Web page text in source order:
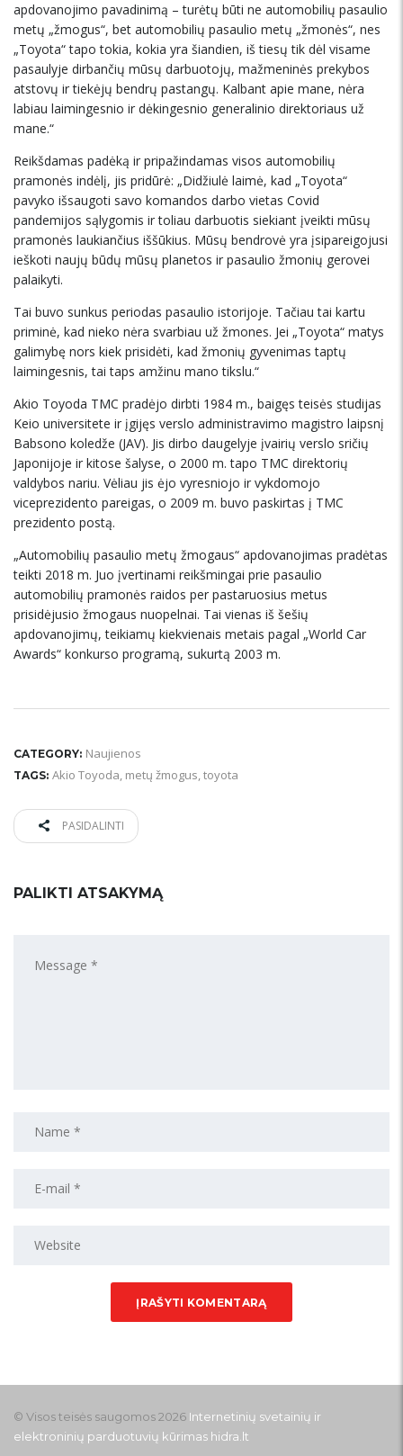
apdovanojimo pavadinimą – turėtų būti ne automobilių pasaulio
metų „žmogus“, bet automobilių pasaulio metų „žmonės“, nes
„Toyota“ tapo tokia, kokia yra šiandien, iš tiesų tik dėl visame
pasaulyje dirbančių mūsų darbuotojų, mažmeninės prekybos
atstovų ir tiekėjų bendrų pastangų. Kalbant apie mane, nėra
labiau laimingesnio ir dėkingesnio generalinio direktoriaus už
mane.“
Reikšdamas padėką ir pripažindamas visos automobilių
pramonės indėlį, jis pridūrė: „Didžiulė laimė, kad „Toyota“
pavyko išsaugoti savo komandos darbo vietas Covid
pandemijos sąlygomis ir toliau darbuotis siekiant įveikti mūsų
pramonės laukiančius iššūkius. Mūsų bendrovė yra įsipareigojusi
ieškoti naujų būdų mūsų planetos ir pasaulio žmonių gerovei
palaikyti.
Tai buvo sunkus periodas pasaulio istorijoje. Tačiau tai kartu
priminė, kad nieko nėra svarbiau už žmones. Jei „Toyota“ matys
galimybę nors kiek prisidėti, kad žmonių gyvenimas taptų
laimingesnis, tai taps amžinu mano tikslu.“
Akio Toyoda TMC pradėjo dirbti 1984 m., baigęs teisės studijas
Keio universitete ir įgijęs verslo administravimo magistro laipsnį
Babsono koledže (JAV). Jis dirbo daugelyje įvairių verslo sričių
Japonijoje ir kitose šalyse, o 2000 m. tapo TMC direktorių
valdybos nariu. Vėliau jis ėjo vyresniojo ir vykdomojo
viceprezidento pareigas, o 2009 m. buvo paskirtas į TMC
prezidento postą.
„Automobilių pasaulio metų žmogaus“ apdovanojimas pradėtas
teikti 2018 m. Juo įvertinami reikšmingai prie pasaulio
automobilių pramonės raidos per pastaruosius metus
prisidėjusio žmogaus nuopelnai. Tai vienas iš šešių
apdovanojimų, teikiamų kiekvienais metais pagal „World Car
Awards“ konkurso programą, sukurtą 2003 m.
CATEGORY: Naujienos
TAGS: Akio Toyoda, metų žmogus,toyota
PASIDALINTI
PALIKTI ATSAKYMĄ
© Visos teisės saugomos 2026 Internetinių svetainių ir
elektroninių parduotuvių kūrimas hidra.lt